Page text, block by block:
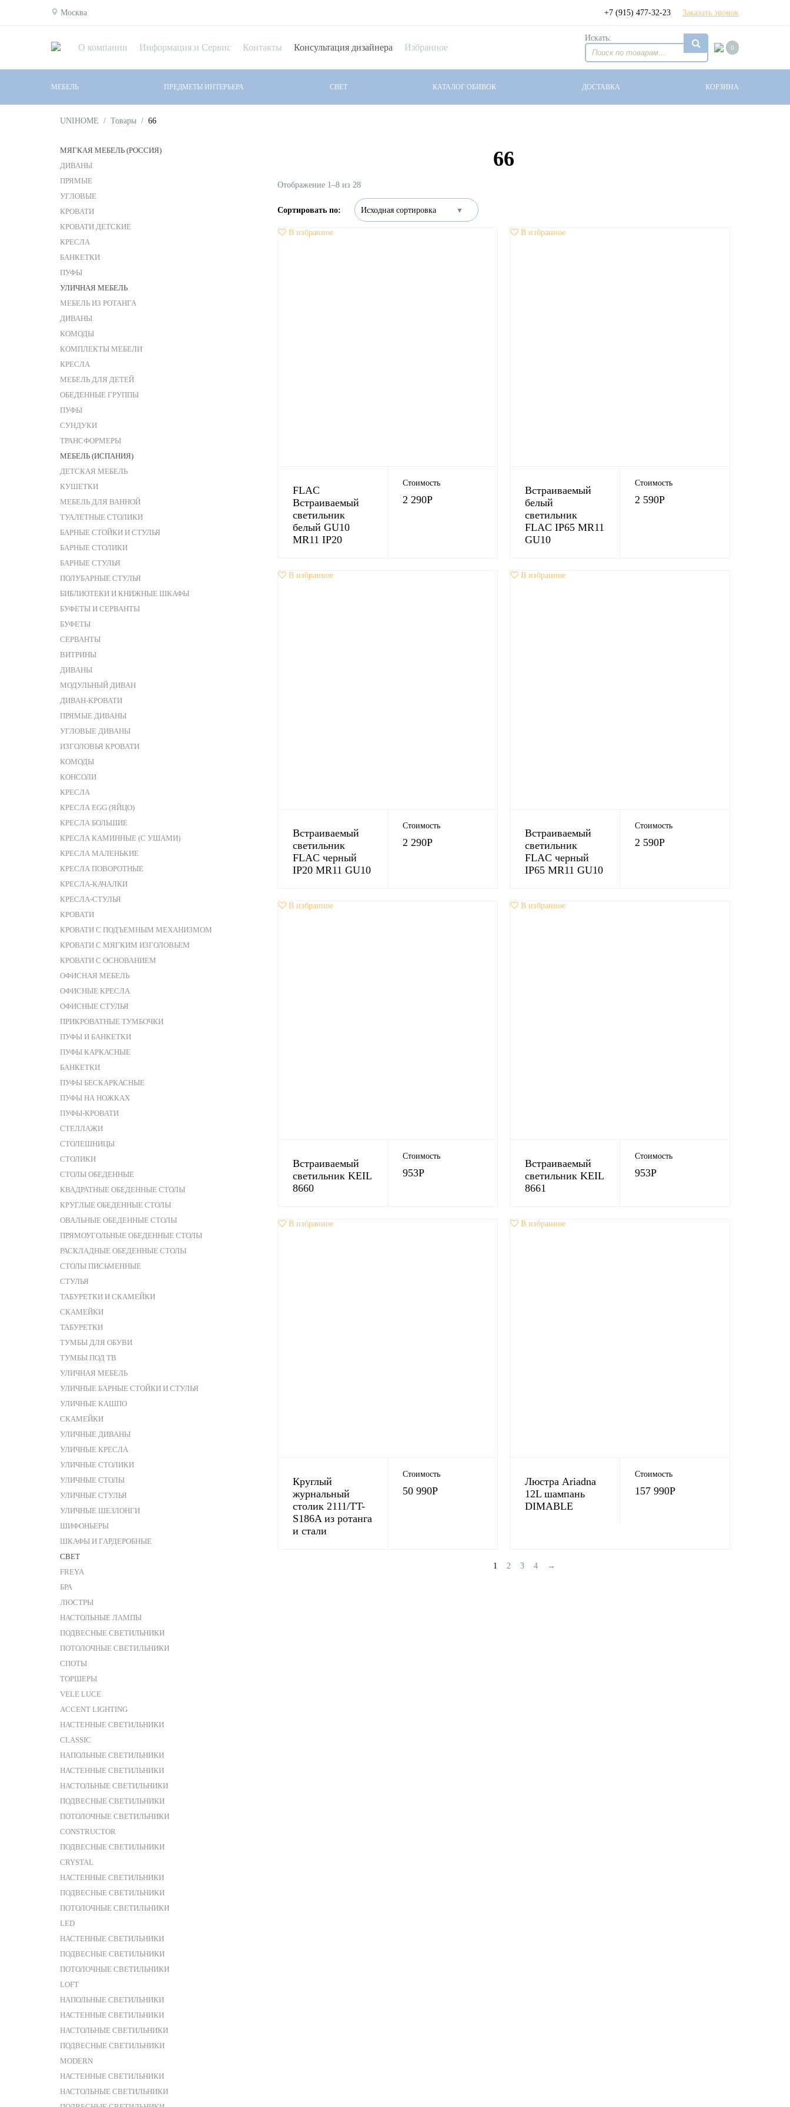
Москва +7 (915) 477-32-23 Заказать звонок
О компании Информация и Сервис Контакты Консультация дизайнера Избранное
Искать:
0
МЕБЕЛЬ ПРЕДМЕТЫ ИНТЕРЬЕРА СВЕТ КАТАЛОГ ОБИВОК ДОСТАВКА КОРЗИНА
UNIHOME / Товары / 66
МЯГКАЯ МЕБЕЛЬ (РОССИЯ)
ДИВАНЫ
ПРЯМЫЕ
УГЛОВЫЕ
КРОВАТИ
КРОВАТИ ДЕТСКИЕ
КРЕСЛА
БАНКЕТКИ
ПУФЫ
УЛИЧНАЯ МЕБЕЛЬ
МЕБЕЛЬ ИЗ РОТАНГА
ДИВАНЫ
КОМОДЫ
КОМПЛЕКТЫ МЕБЕЛИ
КРЕСЛА
МЕБЕЛЬ ДЛЯ ДЕТЕЙ
ОБЕДЕННЫЕ ГРУППЫ
ПУФЫ
СУНДУКИ
ТРАНСФОРМЕРЫ
МЕБЕЛЬ (ИСПАНИЯ)
ДЕТСКАЯ МЕБЕЛЬ
КУШЕТКИ
МЕБЕЛЬ ДЛЯ ВАННОЙ
ТУАЛЕТНЫЕ СТОЛИКИ
БАРНЫЕ СТОЙКИ И СТУЛЬЯ
БАРНЫЕ СТОЛИКИ
БАРНЫЕ СТУЛЬЯ
ПОЛУБАРНЫЕ СТУЛЬЯ
БИБЛИОТЕКИ И КНИЖНЫЕ ШКАФЫ
БУФЕТЫ И СЕРВАНТЫ
БУФЕТЫ
СЕРВАНТЫ
ВИТРИНЫ
ДИВАНЫ
МОДУЛЬНЫЙ ДИВАН
ДИВАН-КРОВАТИ
ПРЯМЫЕ ДИВАНЫ
УГЛОВЫЕ ДИВАНЫ
ИЗГОЛОВЬЯ КРОВАТИ
КОМОДЫ
КОНСОЛИ
КРЕСЛА
КРЕСЛА EGG (ЯЙЦО)
КРЕСЛА БОЛЬШИЕ
КРЕСЛА КАМИННЫЕ (С УШАМИ)
КРЕСЛА МАЛЕНЬКИЕ
КРЕСЛА ПОВОРОТНЫЕ
КРЕСЛА-КАЧАЛКИ
КРЕСЛА-СТУЛЬЯ
КРОВАТИ
КРОВАТИ С ПОДЪЕМНЫМ МЕХАНИЗМОМ
КРОВАТИ С МЯГКИМ ИЗГОЛОВЬЕМ
КРОВАТИ С ОСНОВАНИЕМ
ОФИСНАЯ МЕБЕЛЬ
ОФИСНЫЕ КРЕСЛА
ОФИСНЫЕ СТУЛЬЯ
ПРИКРОВАТНЫЕ ТУМБОЧКИ
ПУФЫ И БАНКЕТКИ
ПУФЫ КАРКАСНЫЕ
БАНКЕТКИ
ПУФЫ БЕСКАРКАСНЫЕ
ПУФЫ НА НОЖКАХ
ПУФЫ-КРОВАТИ
СТЕЛЛАЖИ
СТОЛЕШНИЦЫ
СТОЛИКИ
СТОЛЫ ОБЕДЕННЫЕ
КВАДРАТНЫЕ ОБЕДЕННЫЕ СТОЛЫ
КРУГЛЫЕ ОБЕДЕННЫЕ СТОЛЫ
ОВАЛЬНЫЕ ОБЕДЕННЫЕ СТОЛЫ
ПРЯМОУГОЛЬНЫЕ ОБЕДЕННЫЕ СТОЛЫ
РАСКЛАДНЫЕ ОБЕДЕННЫЕ СТОЛЫ
СТОЛЫ ПИСЬМЕННЫЕ
СТУЛЬЯ
ТАБУРЕТКИ И СКАМЕЙКИ
СКАМЕЙКИ
ТАБУРЕТКИ
ТУМБЫ ДЛЯ ОБУВИ
ТУМБЫ ПОД ТВ
УЛИЧНАЯ МЕБЕЛЬ
УЛИЧНЫЕ БАРНЫЕ СТОЙКИ И СТУЛЬЯ
УЛИЧНЫЕ КАШПО
СКАМЕЙКИ
УЛИЧНЫЕ ДИВАНЫ
УЛИЧНЫЕ КРЕСЛА
УЛИЧНЫЕ СТОЛИКИ
УЛИЧНЫЕ СТОЛЫ
УЛИЧНЫЕ СТУЛЬЯ
УЛИЧНЫЕ ШЕЗЛОНГИ
ШИФОНЬЕРЫ
ШКАФЫ И ГАРДЕРОБНЫЕ
СВЕТ
FREYA
БРА
ЛЮСТРЫ
НАСТОЛЬНЫЕ ЛАМПЫ
ПОДВЕСНЫЕ СВЕТИЛЬНИКИ
ПОТОЛОЧНЫЕ СВЕТИЛЬНИКИ
СПОТЫ
ТОРШЕРЫ
VELE LUCE
ACCENT LIGHTING
НАСТЕННЫЕ СВЕТИЛЬНИКИ
CLASSIC
НАПОЛЬНЫЕ СВЕТИЛЬНИКИ
НАСТЕННЫЕ СВЕТИЛЬНИКИ
НАСТОЛЬНЫЕ СВЕТИЛЬНИКИ
ПОДВЕСНЫЕ СВЕТИЛЬНИКИ
ПОТОЛОЧНЫЕ СВЕТИЛЬНИКИ
CONSTRUCTOR
ПОДВЕСНЫЕ СВЕТИЛЬНИКИ
CRYSTAL
НАСТЕННЫЕ СВЕТИЛЬНИКИ
ПОДВЕСНЫЕ СВЕТИЛЬНИКИ
ПОТОЛОЧНЫЕ СВЕТИЛЬНИКИ
LED
НАСТЕННЫЕ СВЕТИЛЬНИКИ
ПОДВЕСНЫЕ СВЕТИЛЬНИКИ
ПОТОЛОЧНЫЕ СВЕТИЛЬНИКИ
LOFT
НАПОЛЬНЫЕ СВЕТИЛЬНИКИ
НАСТЕННЫЕ СВЕТИЛЬНИКИ
НАСТОЛЬНЫЕ СВЕТИЛЬНИКИ
ПОДВЕСНЫЕ СВЕТИЛЬНИКИ
MODERN
НАСТЕННЫЕ СВЕТИЛЬНИКИ
НАСТОЛЬНЫЕ СВЕТИЛЬНИКИ
66
Отображение 1–8 из 28
В избранное
FLAC
Встраиваемый
светильник
белый GU10
MR11 IP20
Стоимость
2 290Р
В избранное
Встраиваемый
белый
светильник
FLAC IP65 MR11
GU10
Стоимость
2 590Р
В избранное
Встраиваемый
светильник
FLAC черный
IP20 MR11 GU10
Стоимость
2 290Р
В избранное
Встраиваемый
светильник
FLAC черный
IP65 MR11 GU10
Стоимость
2 590Р
В избранное
Встраиваемый
светильник KEIL
8660
Стоимость
953Р
В избранное
Встраиваемый
светильник KEIL
8661
Стоимость
953Р
В избранное
Круглый
журнальный
столик 2111/TT-
S186A из ротанга
и стали
Стоимость
50 990Р
В избранное
Люстра Ariadna
12L шампань
DIMABLE
Стоимость
157 990Р
1 2 3 4 →